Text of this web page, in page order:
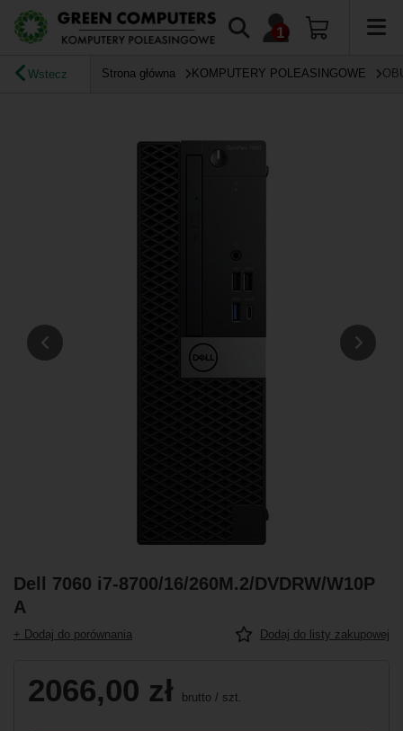
Wstecz Strona główna KOMPUTERY POLEASINGOWE
Dell 7060 i7-8700/16/260M.2/DVDRW/W10P
A
+ Dodaj do porównania Dodaj do listy zakupowej
2066,00 zł brutto / szt.